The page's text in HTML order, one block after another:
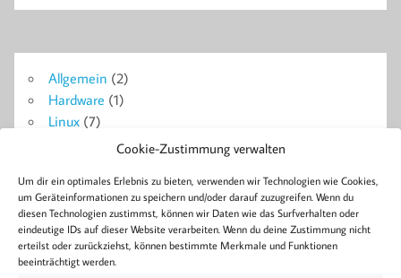
Cookie-Zustimmung verwalten
Um dir ein optimales Erlebnis zu bieten, verwenden wir Technologien wie Cookies,
um Geräteinformationen zu speichern und/oder darauf zuzugreifen. Wenn du
diesen Technologien zustimmst, können wir Daten wie das Surfverhalten oder
eindeutige IDs auf dieser Website verarbeiten. Wenn du deine Zustimmung nicht
erteilst oder zurückziehst, können bestimmte Merkmale und Funktionen
beeinträchtigt werden.
Allgemein (2)
Hardware (1)
Linux (7)
Probleme + Lösungen
(14)
WordPress(4)
Ajax Android Apache2 Beiträge Berlin Blog Bluetooth Bose
Collabora
Development
Docker